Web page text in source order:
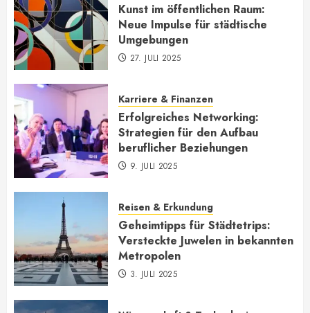
Kunst im öffentlichen Raum:
Neue Impulse für städtische
Umgebungen
27. JULI 2025
Karriere & Finanzen
Erfolgreiches Networking:
Strategien für den Aufbau
beruflicher Beziehungen
9. JULI 2025
Reisen & Erkundung
Geheimtipps für Städtetrips:
Versteckte Juwelen in bekannten
Metropolen
3. JULI 2025